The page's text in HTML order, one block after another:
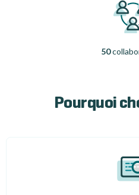
50
Pourquoi